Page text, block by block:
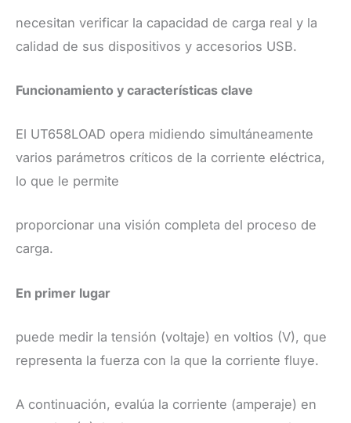
necesitan verificar la capacidad de carga real y la
calidad de sus dispositivos y accesorios USB.
​Funcionamiento y características clave
El UT658LOAD opera midiendo simultáneamente
varios parámetros críticos de la corriente eléctrica,
lo que le permite
proporcionar una visión completa del proceso de
carga.
En primer lugar
puede medir la tensión (voltaje) en voltios (V), que
representa la fuerza con la que la corriente fluye.
A continuación, evalúa la corriente (amperaje) en